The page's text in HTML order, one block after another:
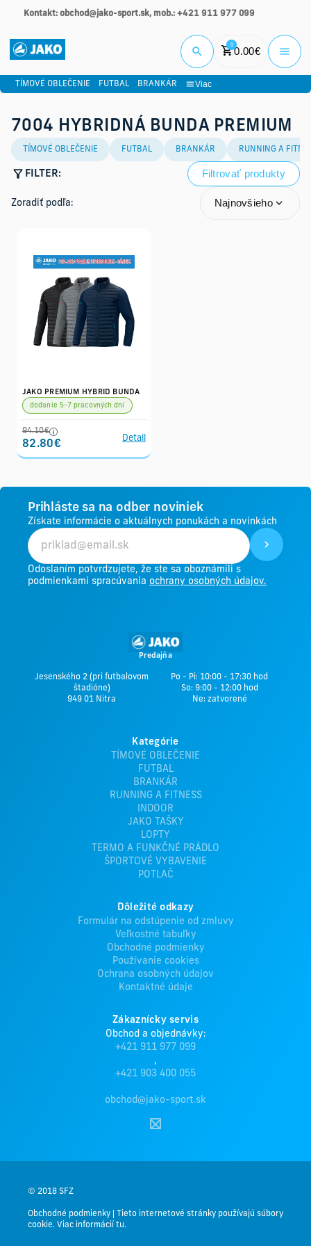
Kontakt: obchod@jako-sport.sk, mob.: +421 911 977 099
0
0.00€
TÍMOVÉ OBLEČENIE FUTBAL BRANKÁR Viac
7004 HYBRIDNÁ BUNDA PREMIUM
TÍMOVÉ OBLEČENIE FUTBAL BRANKÁR RUNNING A
FILTER: Filtrovať produkty
Zoradiť podľa: Najnovšieho
JAKO PREMIUM HYBRID BUNDA
dodanie 5-7 pracovných dní
94.10€
82.80€
Detail
Prihláste sa na odber noviniek
Získate informácie o aktuálnych ponukách a novinkách
Odoslaním potvrdzujete, že ste sa oboznámili s
podmienkami spracúvania ochrany osobných údajov.
Predajňa
Jesenského 2 (pri futbalovom
štadióne)
949 01 Nitra
Po - Pi: 10:00 - 17:30 hod
So: 9:00 - 12:00 hod
Ne: zatvorené
Kategórie
TÍMOVÉ OBLEČENIE
FUTBAL
BRANKÁR
RUNNING A FITNESS
INDOOR
JAKO TAŠKY
LOPTY
TERMO A FUNKČNÉ PRÁDLO
ŠPORTOVÉ VYBAVENIE
POTLAČ
Dôležité odkazy
Formulár na odstúpenie od zmluvy
Veľkostné tabuľky
Obchodné podmienky
Používanie cookies
Ochrana osobných údajov
Kontaktné údaje
Zákaznícky servis
Obchod a objednávky:
+421 911 977 099
,
+421 903 400 055
obchod@jako-sport.sk
© 2018 SFZ
Obchodné podmienky
Tieto internetové stránky používajú súbory
cookie. Viac informácií tu.